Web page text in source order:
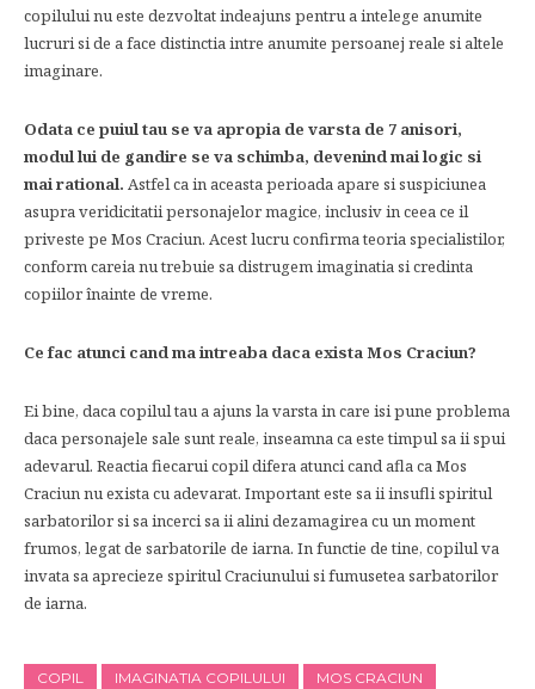
copilului nu este dezvoltat indeajuns pentru a intelege anumite
lucruri si de a face distinctia intre anumite persoanej reale si altele
imaginare.
Odata ce puiul tau se va apropia de varsta de 7 anisori,
modul lui de gandire se va schimba, devenind mai logic si
mai rational. Astfel ca in aceasta perioada apare si suspiciunea
asupra veridicitatii personajelor magice, inclusiv in ceea ce il
priveste pe Mos Craciun. Acest lucru confirma teoria specialistilor,
conform careia nu trebuie sa distrugem imaginatia si credinta
copiilor înainte de vreme.
Ce fac atunci cand ma intreaba daca exista Mos Craciun?
Ei bine, daca copilul tau a ajuns la varsta in care isi pune problema
daca personajele sale sunt reale, inseamna ca este timpul sa ii spui
adevarul. Reactia fiecarui copil difera atunci cand afla ca Mos
Craciun nu exista cu adevarat. Important este sa ii insufli spiritul
sarbatorilor si sa incerci sa ii alini dezamagirea cu un moment
frumos, legat de sarbatorile de iarna. In functie de tine, copilul va
invata sa aprecieze spiritul Craciunului si fumusetea sarbatorilor
de iarna.
COPIL IMAGINATIA COPILULUI
MOS CRACIUN